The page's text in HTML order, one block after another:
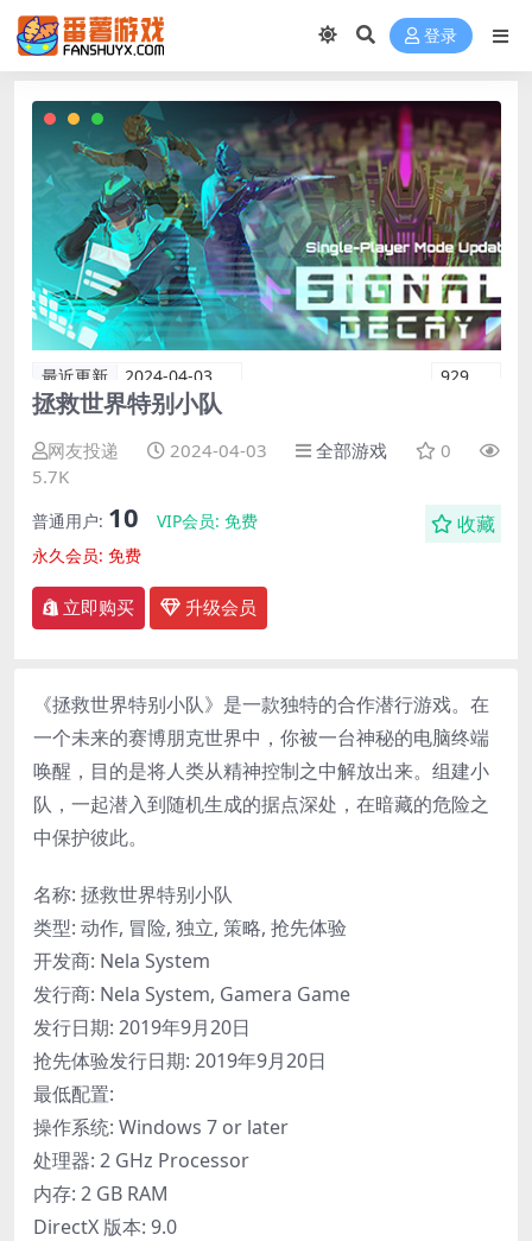
登录
最近更新 2024-04-03 929
拯救世界特别小队
网友投递 2024-04-03 全部游戏
0
5.7K
普通用户: 10 VIP会员: 免费
永久会员: 免费
收藏
立即购买 升级会员
《拯救世界特别小队》是一款独特的合作潜行游戏。在
一个未来的赛博朋克世界中，你被一台神秘的电脑终端
唤醒，目的是将人类从精神控制之中解放出来。组建小
队，一起潜入到随机生成的据点深处，在暗藏的危险之
中保护彼此。
名称: 拯救世界特别小队
类型: 动作, 冒险, 独立, 策略, 抢先体验
开发商: Nela System
发行商: Nela System, Gamera Game
发行日期: 2019年9月20日
抢先体验发行日期: 2019年9月20日
最低配置:
操作系统: Windows 7 or later
处理器: 2 GHz Processor
内存: 2 GB RAM
DirectX 版本: 9.0